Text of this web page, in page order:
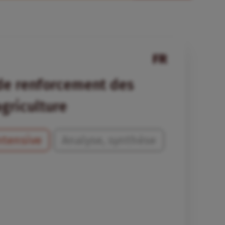
FR
renforcement des